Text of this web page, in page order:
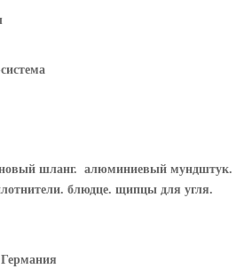
шланг. алюминиевый мундштук.
блюдце. щипцы для угля.
Германия